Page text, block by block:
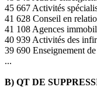
45 667 Activités
41 628 Conseil en
41 108 Agences
40 939 Activités des
39 690 Enseignement
...
B) QT DE